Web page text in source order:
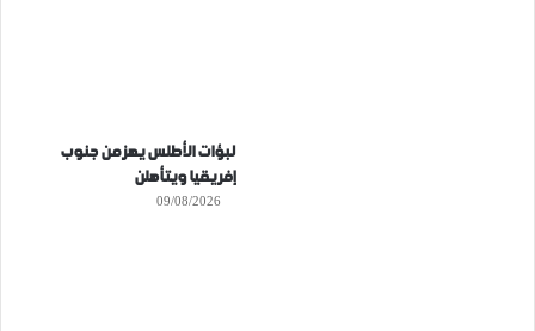
لبؤات الأطلس يهزمن جنوب
إفريقيا ويتأهلن
09/08/2026